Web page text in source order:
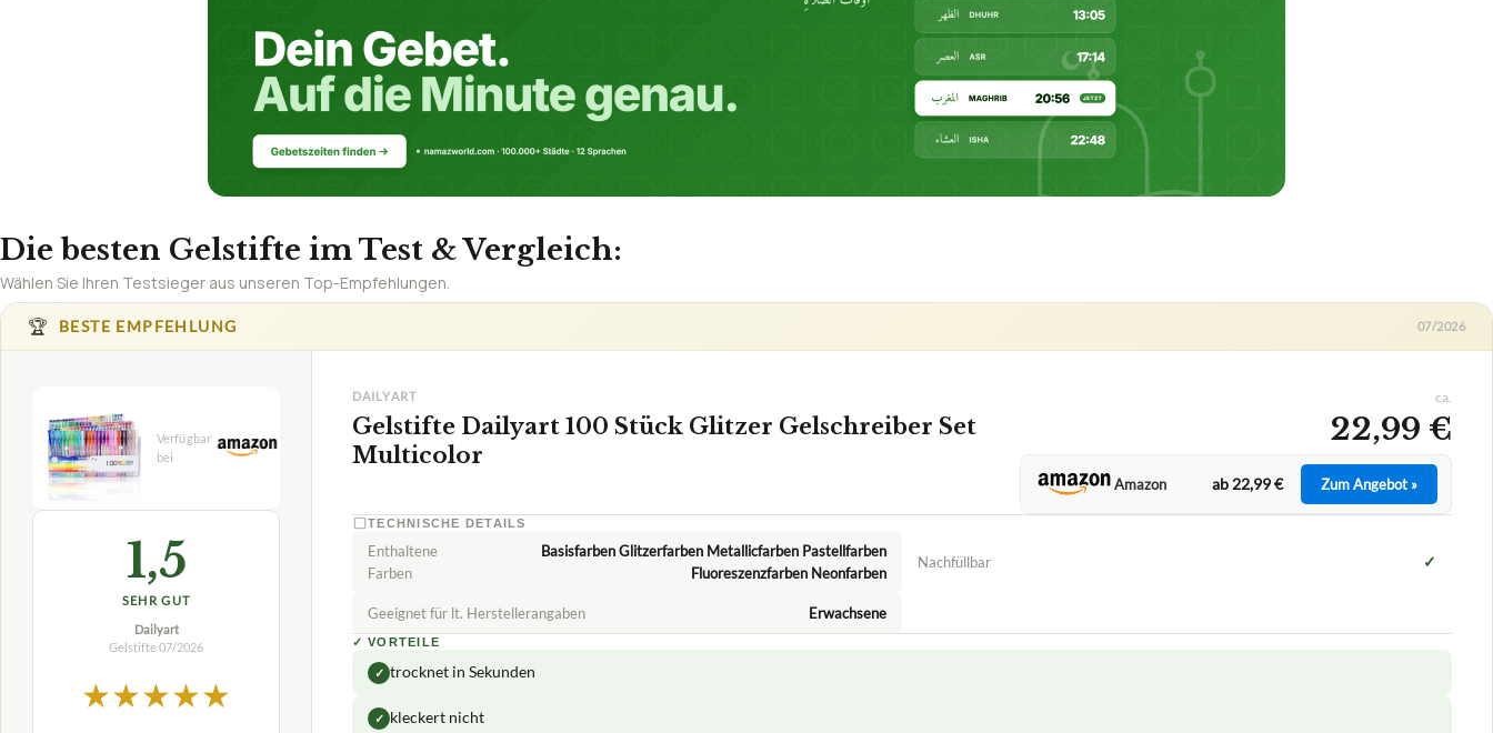
Die besten Gelstifte im Test & Vergleich:
Wählen Sie Ihren Testsieger aus unseren Top-Empfehlungen.
🏆 BESTE EMPFEHLUNG 07/2026
1,5
SEHR GUT
Dailyart
Gelstifte 07/2026
★★★★★
DAILYART
Gelstifte Dailyart 100 Stück Glitzer Gelschreiber Set
Multicolor
ca.
22,99 €
Amazon ab 22,99 € Zum Angebot »
TECHNISCHE DETAILS
Enthaltene
Farben
Basisfarben Glitzerfarben Metallicfarben Pastellfarben
Fluoreszenzfarben Neonfarben
Nachfüllbar ✓
Geeignet für lt. Herstellerangaben Erwachsene
✓ VORTEILE
✓ trocknet in Sekunden
✓ kleckert nicht